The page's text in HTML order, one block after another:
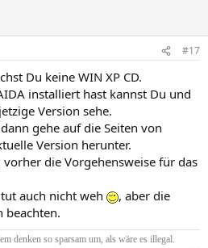
#17
Du keine WIN XP CD.
installiert hast kannst Du und
Version sehe.
gehe auf die Seiten von
Version herunter.
die Vorgehensweise für das
auch nicht weh
, aber die
beachten.
denken so sparsam um, als wäre es illegal.